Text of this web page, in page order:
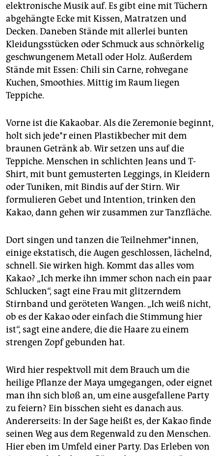
elektronische Musik auf. Es gibt eine mit Tüchern
abgehängte Ecke mit Kissen, Matratzen und
Decken. Daneben Stände mit allerlei bunten
Kleidungsstücken oder Schmuck aus schnörkelig
geschwungenem Metall oder Holz. Außerdem
Stände mit Essen: Chili sin Carne, rohvegane
Kuchen, Smoothies. Mittig im Raum liegen
Teppiche.
Vorne ist die Kakaobar. Als die Zeremonie beginnt,
holt sich jede*r einen Plastikbecher mit dem
braunen Getränk ab. Wir setzen uns auf die
Teppiche. Menschen in schlichten Jeans und T-
Shirt, mit bunt gemusterten Leggings, in Kleidern
oder Tuniken, mit Bindis auf der Stirn. Wir
formulieren Gebet und Intention, trinken den
Kakao, dann gehen wir zusammen zur Tanzfläche.
Dort singen und tanzen die Teilnehmer*innen,
einige eks­tatisch, die Augen geschlossen, lächelnd,
schnell. Sie wirken high. Kommt das alles vom
Kakao? „Ich merke ihn immer schon nach ein paar
Schlucken“, sagt eine Frau mit glitzerndem
Stirnband und geröteten Wangen. „Ich weiß nicht,
ob es der Kakao oder einfach die Stimmung hier
ist“, sagt eine andere, die die Haare zu einem
strengen Zopf gebunden hat.
Wird hier respektvoll mit dem Brauch um die
heilige Pflanze der Maya umgegangen, oder eignet
man ihn sich bloß an, um eine ausgefallene Party
zu feiern? Ein bisschen sieht es danach aus.
Andererseits: In der Sage heißt es, der Kakao finde
seinen Weg aus dem Regenwald zu den Menschen.
Hier eben im Umfeld einer Party. Das Erleben von